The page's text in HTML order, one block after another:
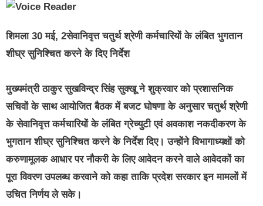
शिमला 30 मई, 2सेवानिवृत्त चतुर्थ श्रेणी कर्मचारियों के लंबित भुगतान
शीघ्र सुनिश्चित करने के दिए निर्देश
मुख्यमंत्री ठाकुर सुखविन्द्र सिंह सुक्खू ने शुक्रवार को प्रशासनिक
सचिवों के साथ आयोजित बैठक में बजट घोषणा के अनुसार चतुर्थ श्रेणी
के सेवानिवृत्त कर्मचारियों के लंबित ग्रेच्युटी एवं अवकाश नकदीकरण के
भुगतान शीघ्र सुनिश्चित करने के निर्देश दिए। उन्होंने विभागाध्यक्षों को
करुणामूलक आधार पर नौकरी के लिए आवेदन करने वाले आवेदकों का
पूरा विवरण उपलब्ध करवाने को कहा ताकि प्रदेश सरकार इन मामलों में
उचित निर्णय ले सके।